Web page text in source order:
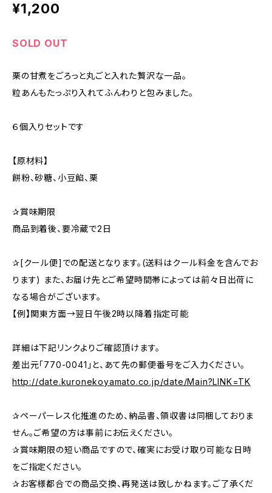
¥1,200
SOLD OUT
栗の甘煮をごろっと丸ごと入れた贅沢な一品。
粒あんもたっぷり入れてふんわりと包みました。
６個入りセットです
【原材料】
餅粉、砂糖、小豆餡、栗
✰︎賞味期限
商品到着後、要冷蔵で2日
✰︎[クール便]での配送となります。(送料はクール料金を含んでお
ります) また、お届け先とご希望時間帯によっては前々日出荷に
なる場合がございます。
【例】関東方面→翌日午後2時以降着指定可能
詳細は下記リンクよりご確認頂けます。
差出元「770-0041」と、あて先の郵便番号をご入力ください。
http://date.kuronekoyamato.co.jp/date/Main?LINK=TK
✰︎ペーパーレス化推進のため、納品書、領収書は同梱しておりま
せん。ご希望の方は事前にお伝えください。
✰︎賞味期限の短い商品ですので、確実にお受け取り可能な日時
をご指定ください。
✰︎お客様都合での商品交換、再発送は致しかねます。ご了承くだ